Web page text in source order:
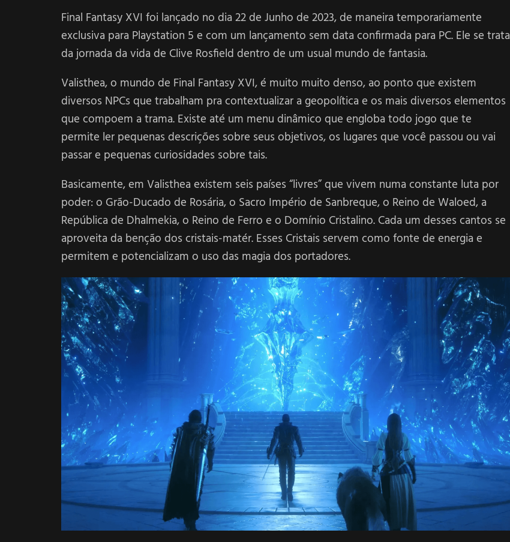
Final Fantasy XVI foi lançado no dia 22 de Junho de 2023, de maneira temporariamente
exclusiva para Playstation 5 e com um lançamento sem data confirmada para PC. Ele se trata
da jornada da vida de Clive Rosfield dentro de um usual mundo de fantasia.
Valisthea, o mundo de Final Fantasy XVI, é muito muito denso, ao ponto que existem
diversos NPCs que trabalham pra contextualizar a geopolítica e os mais diversos elementos
que compoem a trama. Existe até um menu dinâmico que engloba todo jogo que te
permite ler pequenas descrições sobre seus objetivos, os lugares que você passou ou vai
passar e pequenas curiosidades sobre tais.
Basicamente, em Valisthea existem seis países “livres” que vivem numa constante luta por
poder: o Grão-Ducado de Rosária, o Sacro Império de Sanbreque, o Reino de Waloed, a
República de Dhalmekia, o Reino de Ferro e o Domínio Cristalino. Cada um desses cantos se
aproveita da benção dos cristais-matér. Esses Cristais servem como fonte de energia e
permitem e potencializam o uso das magia dos portadores.